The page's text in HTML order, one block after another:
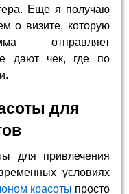
Еще я получаю
о визите, которую
отправляет
дают чек, где по
для
для привлечения
условиях
красоты просто